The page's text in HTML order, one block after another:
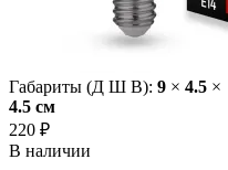
Габариты (Д Ш В): 9 × 4.5 ×
4.5 cм
220 ₽
В наличии